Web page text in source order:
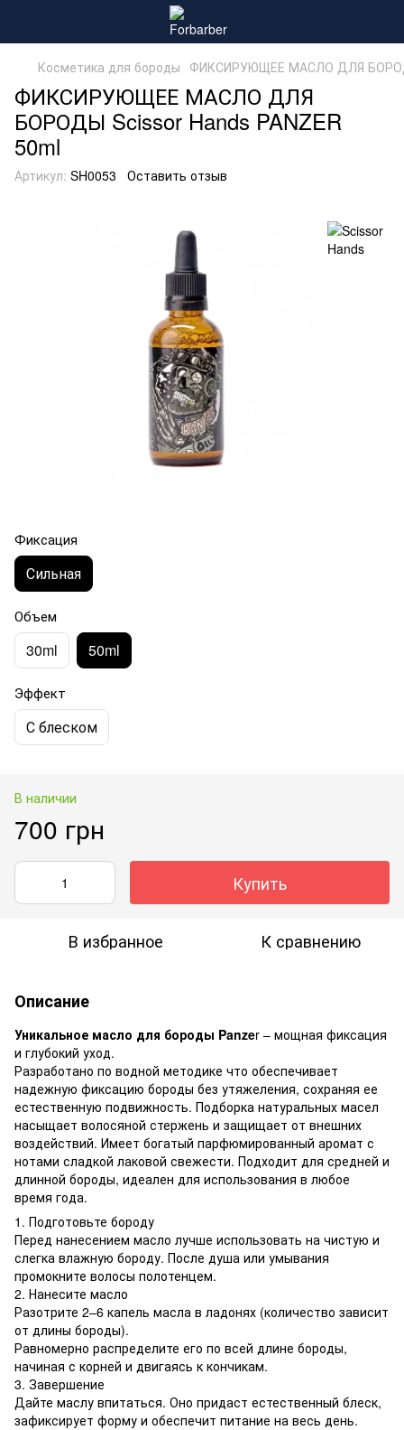
Косметика для бороды ФИКСИРУЮЩЕЕ МАСЛО ДЛЯ
ФИКСИРУЮЩЕЕ МАСЛО ДЛЯ
БОРОДЫ Scissor Hands PANZER
50ml
Артикул: SH0053 Оставить отзыв
Фиксация
Сильная
Объем
30ml 50ml
Эффект
С блеском
В наличии
700 грн
Купить
В избранное К сравнению
Описание
Уникальное масло для бороды Panzer – мощная фиксация
и глубокий уход.
Разработано по водной методике что обеспечивает
надежную фиксацию бороды без утяжеления, сохраняя ее
естественную подвижность. Подборка натуральных масел
насыщает волосяной стержень и защищает от внешних
воздействий. Имеет богатый парфюмированный аромат с
нотами сладкой лаковой свежести. Подходит для средней и
длинной бороды, идеален для использования в любое
время года.
1. Подготовьте бороду
Перед нанесением масло лучше использовать на чистую и
слегка влажную бороду. После душа или умывания
промокните волосы полотенцем.
2. Нанесите масло
Разотрите 2–6 капель масла в ладонях (количество зависит
от длины бороды).
Равномерно распределите его по всей длине бороды,
начиная с корней и двигаясь к кончикам.
3. Завершение
Дайте маслу впитаться. Оно придаст естественный блеск,
зафиксирует форму и обеспечит питание на весь день.